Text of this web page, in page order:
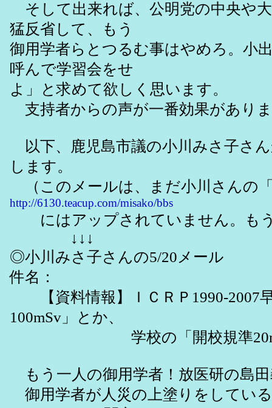
そして出来れば、公明党の中央や
猛反省して、もう
御用学者らとつるむ事はやめろ。小
呼んで学習会をせ
よ」と求めて欲しく思います。
支持者からの声が一番効果があり
以下、鹿児島市議の小川みさ子さ
します。
（このメールは、まだ小川さんの
http://6130.teacup.com/misako/bbs
にはアップされていません。も
↓↓↓
◎小川みさ子さんの5/20メール
件名：
【資料情報】ＩＣＲＰ1990-2007
100mSv」とか、
学校の「開校規準20mSv
もう一人の御用学者！放医研の島
御用学者が人災の上塗りをしてい